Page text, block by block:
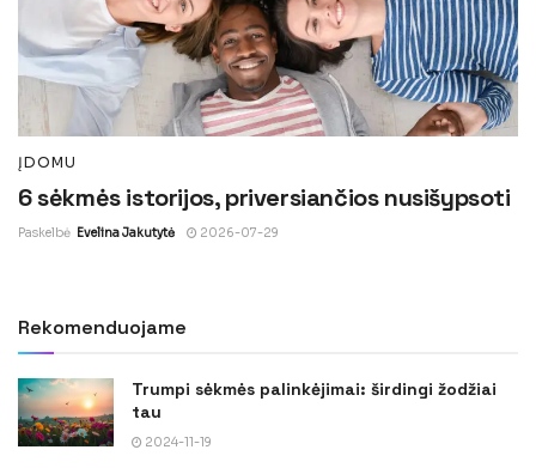
ĮDOMU
6 sėkmės istorijos, priversiančios nusišypsoti
Paskelbė Evelina Jakutytė 2026-07-29
Rekomenduojame
Trumpi sėkmės palinkėjimai: širdingi žodžiai
tau
2024-11-19